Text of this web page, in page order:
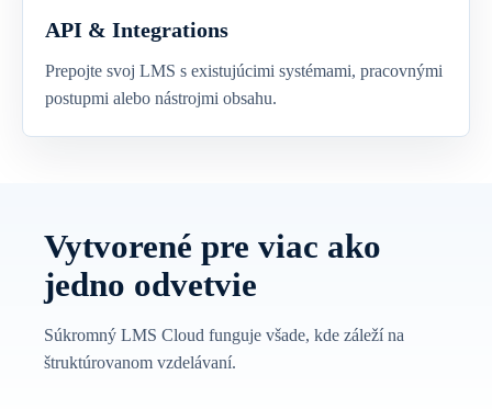
API & Integrations
Prepojte svoj LMS s existujúcimi systémami, pracovnými
postupmi alebo nástrojmi obsahu.
Vytvorené pre viac ako
jedno odvetvie
Súkromný LMS Cloud funguje všade, kde záleží na
štruktúrovanom vzdelávaní.